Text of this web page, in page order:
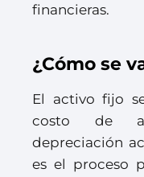
financieras.
¿Cómo se
El activo fijo
costo de
depreciación
es el proceso